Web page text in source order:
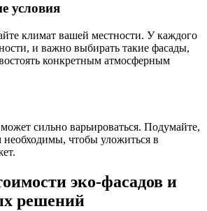
условия
климат вашей местности. У каждого
и важно выбирать такие фасады,
конкретным атмосферным
сильно варьироваться. Подумайте,
необходимы, чтобы уложиться в
эко-фасадов и
решений